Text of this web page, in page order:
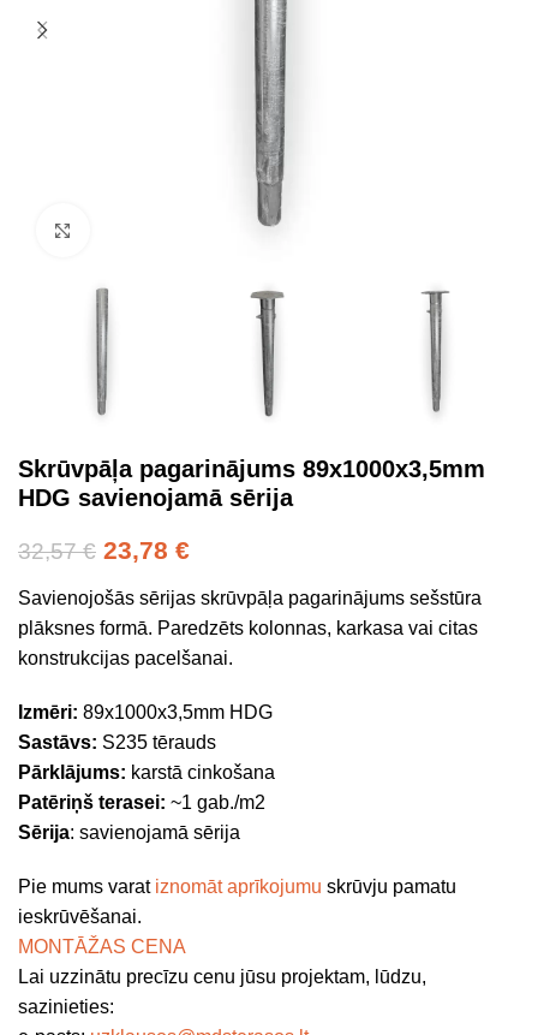
Skrūvpāļa pagarinājums 89x1000x3,5mm
HDG savienojamā sērija
32,57€ 23,78 €
Savienojošās sērijas skrūvpāļa pagarinājums sešstūra
plāksnes formā. Paredzēts kolonnas, karkasa vai citas
konstrukcijas pacelšanai.
Izmēri: 89x1000x3,5mm HDG
Sastāvs: S235 tērauds
Pārklājums: karstā cinkošana
Patēriņš terasei: ~1 gab./m2
Sērija: savienojamā sērija
Pie mums varat iznomāt aprīkojumu skrūvju pamatu
ieskrūvēšanai.
MONTĀŽAS CENA
Lai uzzinātu precīzu cenu jūsu projektam, lūdzu,
sazinieties: